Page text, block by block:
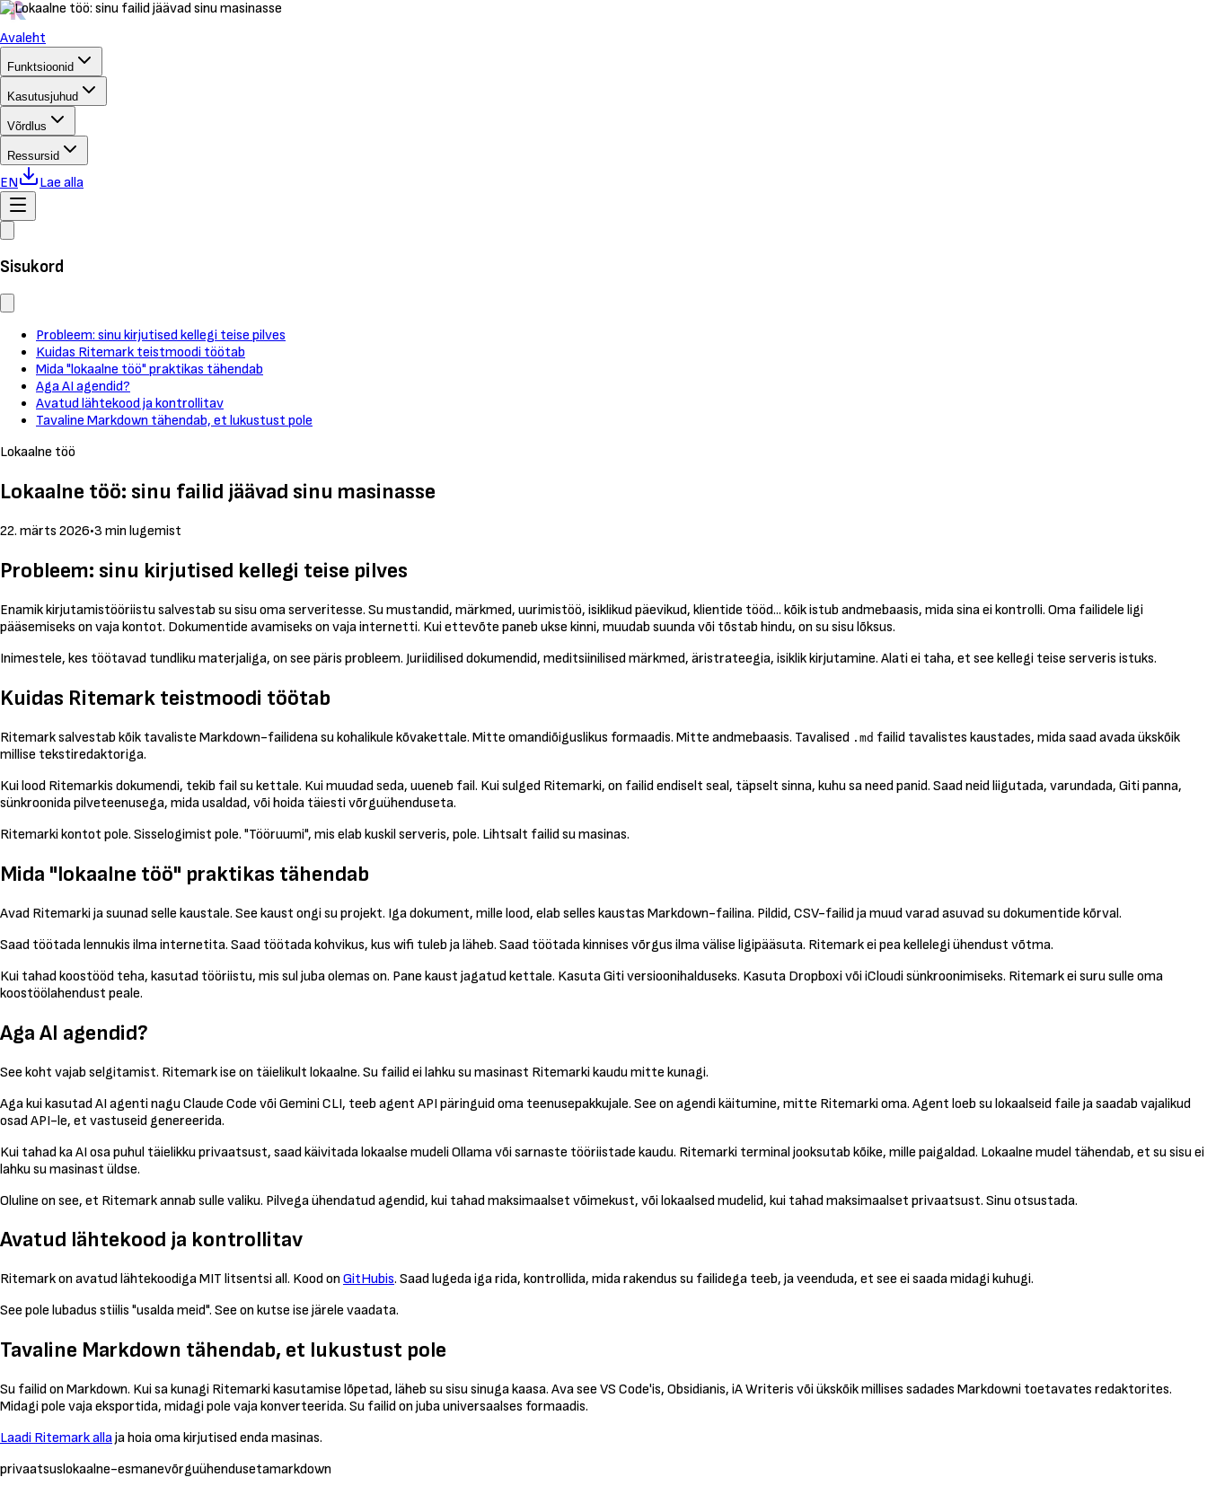
Avaleht
Funktsioonid
Kasutusjuhud
Võrdlus
Ressursid
EN Lae alla
Sisukord
Probleem: sinu kirjutised kellegi teise pilves
Kuidas Ritemark teistmoodi töötab
Mida "lokaalne töö" praktikas tähendab
Aga AI agendid?
Avatud lähtekood ja kontrollitav
Tavaline Markdown tähendab, et lukustust pole
Lokaalne töö
Lokaalne töö: sinu failid jäävad sinu masinasse
22. märts 2026•3 min lugemist
Probleem: sinu kirjutised kellegi teise pilves
Enamik kirjutamistööriistu salvestab su sisu oma serveritesse. Su mustandid, märkmed, uurimistöö, isiklikud päevikud, klientide tööd... kõik istub andmebaasis, mida sina ei kontrolli. Oma failidele ligi
pääsemiseks on vaja kontot. Dokumentide avamiseks on vaja internetti. Kui ettevõte paneb ukse kinni, muudab suunda või tõstab hindu, on su sisu lõksus.
Inimestele, kes töötavad tundliku materjaliga, on see päris probleem. Juriidilised dokumendid, meditsiinilised märkmed, äristrateegia, isiklik kirjutamine. Alati ei taha, et see kellegi teise serveris istuks.
Kuidas Ritemark teistmoodi töötab
Ritemark salvestab kõik tavaliste Markdown-failidena su kohalikule kõvakettale. Mitte omandiõiguslikus formaadis. Mitte andmebaasis. Tavalised .md failid tavalistes kaustades, mida saad avada ükskõik
millise tekstiredaktoriga.
Kui lood Ritemarkis dokumendi, tekib fail su kettale. Kui muudad seda, uueneb fail. Kui sulged Ritemarki, on failid endiselt seal, täpselt sinna, kuhu sa need panid. Saad neid liigutada, varundada, Giti panna,
sünkroonida pilveteenusega, mida usaldad, või hoida täiesti võrguühenduseta.
Ritemarki kontot pole. Sisselogimist pole. "Tööruumi", mis elab kuskil serveris, pole. Lihtsalt failid su masinas.
Mida "lokaalne töö" praktikas tähendab
Avad Ritemarki ja suunad selle kaustale. See kaust ongi su projekt. Iga dokument, mille lood, elab selles kaustas Markdown-failina. Pildid, CSV-failid ja muud varad asuvad su dokumentide kõrval.
Saad töötada lennukis ilma internetita. Saad töötada kohvikus, kus wifi tuleb ja läheb. Saad töötada kinnises võrgus ilma välise ligipääsuta. Ritemark ei pea kellelegi ühendust võtma.
Kui tahad koostööd teha, kasutad tööriistu, mis sul juba olemas on. Pane kaust jagatud kettale. Kasuta Giti versioonihalduseks. Kasuta Dropboxi või iCloudi sünkroonimiseks. Ritemark ei suru sulle oma
koostöölahendust peale.
Aga AI agendid?
See koht vajab selgitamist. Ritemark ise on täielikult lokaalne. Su failid ei lahku su masinast Ritemarki kaudu mitte kunagi.
Aga kui kasutad AI agenti nagu Claude Code või Gemini CLI, teeb agent API päringuid oma teenusepakkujale. See on agendi käitumine, mitte Ritemarki oma. Agent loeb su lokaalseid faile ja saadab vajalikud
osad API-le, et vastuseid genereerida.
Kui tahad ka AI osa puhul täielikku privaatsust, saad käivitada lokaalse mudeli Ollama või sarnaste tööriistade kaudu. Ritemarki terminal jooksutab kõike, mille paigaldad. Lokaalne mudel tähendab, et su sisu ei
lahku su masinast üldse.
Oluline on see, et Ritemark annab sulle valiku. Pilvega ühendatud agendid, kui tahad maksimaalset võimekust, või lokaalsed mudelid, kui tahad maksimaalset privaatsust. Sinu otsustada.
Avatud lähtekood ja kontrollitav
Ritemark on avatud lähtekoodiga MIT litsentsi all. Kood on GitHubis. Saad lugeda iga rida, kontrollida, mida rakendus su failidega teeb, ja veenduda, et see ei saada midagi kuhugi.
See pole lubadus stiilis "usalda meid". See on kutse ise järele vaadata.
Tavaline Markdown tähendab, et lukustust pole
Su failid on Markdown. Kui sa kunagi Ritemarki kasutamise lõpetad, läheb su sisu sinuga kaasa. Ava see VS Code'is, Obsidianis, iA Writeris või ükskõik millises sadades Markdowni toetavates redaktorites.
Midagi pole vaja eksportida, midagi pole vaja konverteerida. Su failid on juba universaalses formaadis.
Laadi Ritemark allaja hoia oma kirjutised enda masinas.
privaatsuslokaalne-esmanevõrguühendusetamarkdown